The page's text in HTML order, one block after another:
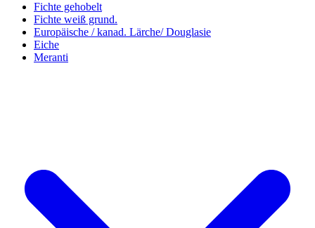
Fichte gehobelt
Fichte weiß grund.
Europäische / kanad. Lärche/ Douglasie
Eiche
Meranti